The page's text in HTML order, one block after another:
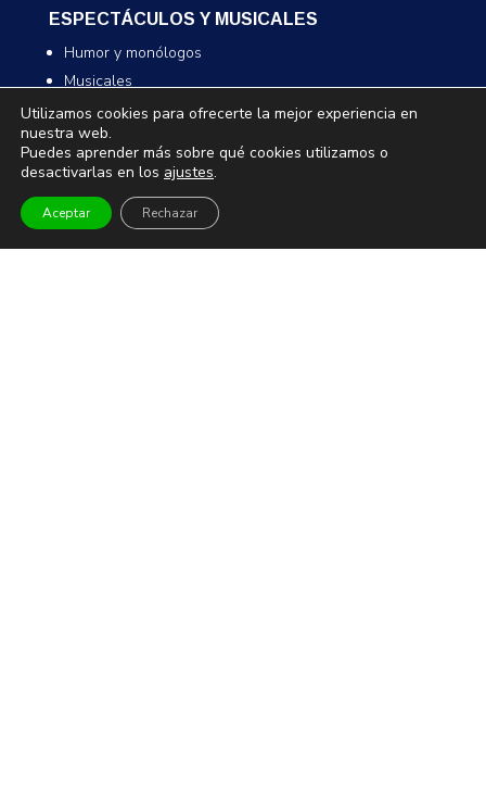
ESPECTÁCULOS Y MUSICALES
Humor y monólogos
Musicales
Infantil y familiar
Magia
TEATRO Y DANZA
Utilizamos cookies para ofrecerte la mejor experiencia en
nuestra web.
Puedes aprender más sobre qué cookies utilizamos o
desactivarlas en los ajustes.
Aceptar Rechazar